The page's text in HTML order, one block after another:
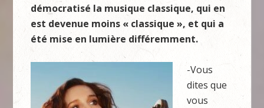
démocratisé la musique classique, qui en
est devenue moins « classique », et qui a
été mise en lumière différemment.
-Vous
dites que
vous